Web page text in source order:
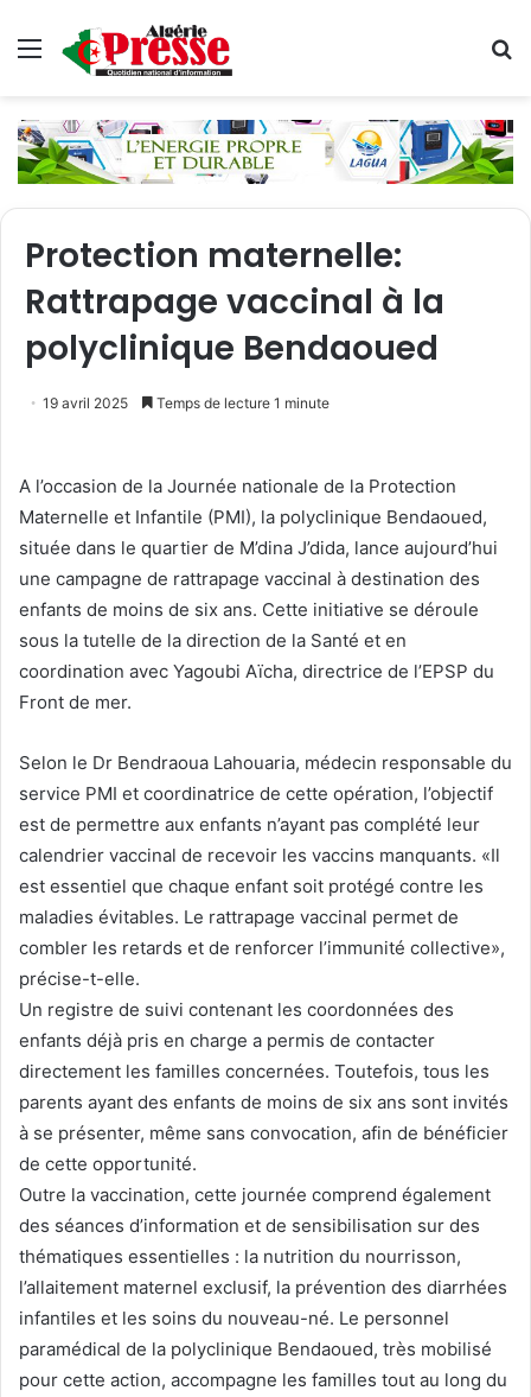
Menu
Protection maternelle:
Rattrapage vaccinal à la
polyclinique Bendaoued
19 avril 2025 Temps de lecture 1 minute
A l’occasion de la Journée nationale de la Protection
Maternelle et Infantile (PMI), la polyclinique Bendaoued,
située dans le quartier de M’dina J’dida, lance aujourd’hui
une campagne de rattrapage vaccinal à destination des
enfants de moins de six ans. Cette initiative se déroule
sous la tutelle de la direction de la Santé et en
coordination avec Yagoubi Aïcha, directrice de l’EPSP du
Front de mer.
Selon le Dr Bendraoua Lahouaria, médecin responsable du
service PMI et coordinatrice de cette opération, l’objectif
est de permettre aux enfants n’ayant pas complété leur
calendrier vaccinal de recevoir les vaccins manquants. «Il
est essentiel que chaque enfant soit protégé contre les
maladies évitables. Le rattrapage vaccinal permet de
combler les retards et de renforcer l’immunité collective»,
précise-t-elle.
Un registre de suivi contenant les coordonnées des
enfants déjà pris en charge a permis de contacter
directement les familles concernées. Toutefois, tous les
parents ayant des enfants de moins de six ans sont invités
à se présenter, même sans convocation, afin de bénéficier
de cette opportunité.
Outre la vaccination, cette journée comprend également
des séances d’information et de sensibilisation sur des
thématiques essentielles : la nutrition du nourrisson,
l’allaitement maternel exclusif, la prévention des diarrhées
infantiles et les soins du nouveau-né. Le personnel
paramédical de la polyclinique Bendaoued, très mobilisé
pour cette action, accompagne les familles tout au long du